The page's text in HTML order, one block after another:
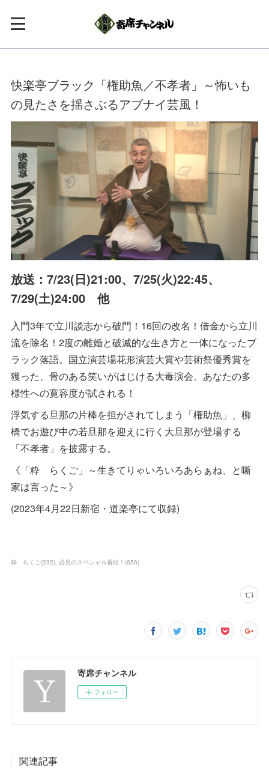
快楽亭ブラック「権助魚／不孝者」～怖いも
の見たさを揺さぶるアブナイ芸風！
放送：7/23(日)21:00、7/25(火)22:45、
7/29(土)24:00 他
入門3年で立川談志から破門！16回の改名！借金から立川
流を除名！2度の離婚と破滅的な生き方と一体になったブ
ラック落語。国立演芸場花形演芸大賞や芸術祭優秀賞を
獲った、骨のある笑いがはじける大毒演会。あなたの多
様性への寛容度が試される！
浮気する旦那の片棒を担がされてしまう「権助魚」、柳
橋でお遊び中の若旦那を迎えに行く大旦那が登場する
「不孝者」を披露する。
《「粋 らくご」～生きてりゃいろいろあらぁね、と噺
家は言った～》
(2023年4月22日新宿・道楽亭にて収録)
粋 らくご(232) 必見のスペシャル番組！ (656)
寄席チャンネル
フォロー
関連記事